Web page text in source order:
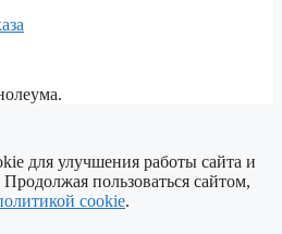
✕
для улучшения работы сайта и
пользоваться сайтом,
cookie.